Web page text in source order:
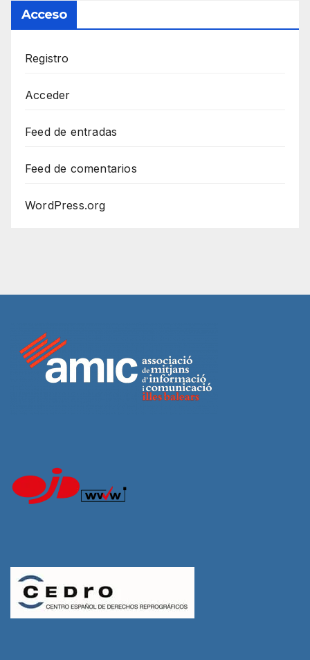
Acceso
Registro
Acceder
Feed de entradas
Feed de comentarios
WordPress.org